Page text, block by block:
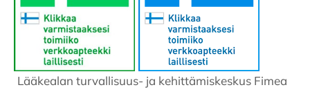
Lääkealan turvallisuus- ja kehittämiskeskus Fimea